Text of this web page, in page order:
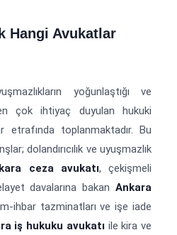
Hangi Avukatlar
yoğunlaştığı ve
çok ihtiyaç duyulan hukuki
etrafında toplanmaktadır. Bu
dolandırıcılık ve uyuşmazlık
ceza avukatı, çekişmeli
davalarına bakan Ankara
ihbar tazminatları ve işe iade
iş hukuku avukatıile kira ve